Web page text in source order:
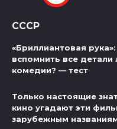
СССР
«Бриллиантовая
вспомнить все детали
комедии? — тест
Только настоящие
кино угадают эти
зарубежным